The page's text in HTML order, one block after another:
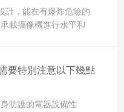
計，能在有爆炸危險的
載攝像機進行水平和
從而達到隔爆目的。
要特別注意以下幾點
防護的電器設備性